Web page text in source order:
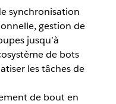
synchronisation
gestion de
jusqu’à
de bots
les tâches de
de bout en